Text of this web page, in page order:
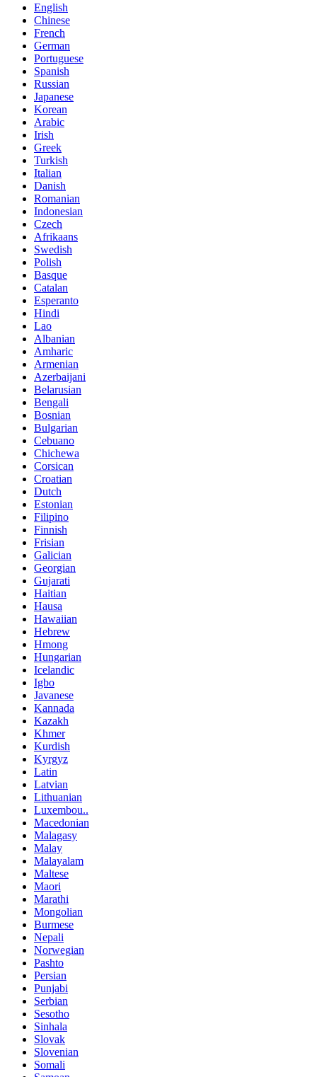
English
Chinese
French
German
Portuguese
Spanish
Russian
Japanese
Korean
Arabic
Irish
Greek
Turkish
Italian
Danish
Romanian
Indonesian
Czech
Afrikaans
Swedish
Polish
Basque
Catalan
Esperanto
Hindi
Lao
Albanian
Amharic
Armenian
Azerbaijani
Belarusian
Bengali
Bosnian
Bulgarian
Cebuano
Chichewa
Corsican
Croatian
Dutch
Estonian
Filipino
Finnish
Frisian
Galician
Georgian
Gujarati
Haitian
Hausa
Hawaiian
Hebrew
Hmong
Hungarian
Icelandic
Igbo
Javanese
Kannada
Kazakh
Khmer
Kurdish
Kyrgyz
Latin
Latvian
Lithuanian
Luxembou..
Macedonian
Malagasy
Malay
Malayalam
Maltese
Maori
Marathi
Mongolian
Burmese
Nepali
Norwegian
Pashto
Persian
Punjabi
Serbian
Sesotho
Sinhala
Slovak
Slovenian
Somali